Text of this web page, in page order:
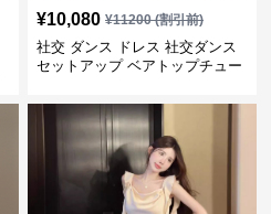
¥10,080 ¥11200(割引前)
社交 ダンス ドレス 社交ダンス
セットアップ ベアトップチュー